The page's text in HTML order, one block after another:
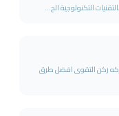
التكنولوجية الح...
ركن التقوى افضل طرق